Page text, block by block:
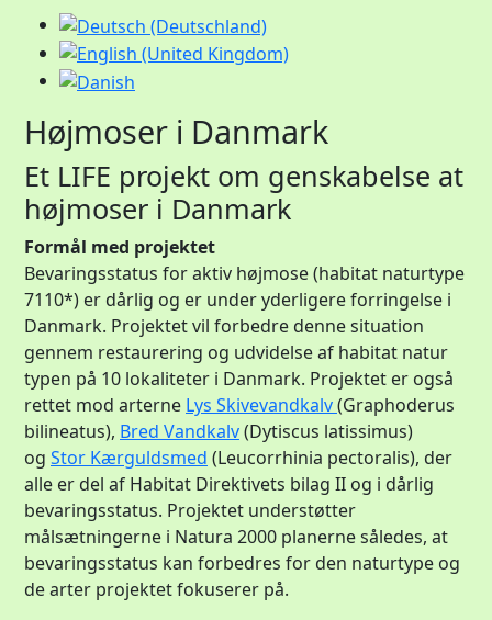
Højmoser i Danmark
Et LIFE projekt om genskabelse at
højmoser i Danmark
Formål med projektet
Bevaringsstatus for aktiv højmose (habitat naturtype
7110*) er dårlig og er under yderligere forringelse i
Danmark. Projektet vil forbedre denne situation
gennem restaurering og udvidelse af habitat natur
typen på 10 lokaliteter i Danmark. Projektet er også
rettet mod arterne Lys Skivevandkalv(Graphoderus
bilineatus), Bred Vandkalv(Dytiscus latissimus)
og Stor Kærguldsmed (Leucorrhinia pectoralis), der
alle er del af Habitat Direktivets bilag II og i dårlig
bevaringsstatus. Projektet understøtter
målsætningerne i Natura 2000 planerne således, at
bevaringsstatus kan forbedres for den naturtype og
de arter projektet fokuserer på.